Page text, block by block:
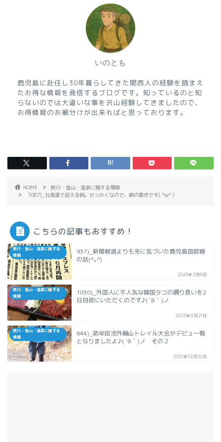
いのとも
鹿児島に赴任し30年暮らしてきた関西人の経験を踏まえ
たお得な情報を発信するブログです。知っているのと知
らないのでは大違いな事を沢山経験してきましたので、
お得情報のお裾分けが出来ればと思っております。
HOME
旅行・登山・温泉に関する情報
1087)_北海道で迎える朝。せっかくなので、朝の散歩です( ^ω^ )
こちらの記事もおすすめ！
旅行・登山・温泉に関する
情報
937)_新聞報道よりも先に気づいた鹿児島国際線
の話(^｡^)
2023年2月8日
旅行・登山・温泉に関する
情報
1030)_外国人に不人気な韓国タコの踊り食いを2
日目夜にいただくのです♪( ´θ｀)ノ
2023年6月21日
旅行・登山・温泉に関する
情報
644)_藺牟田池外輪山トレイル大会がデビュー戦
となりましたよ♪( ´θ｀)ノ その２
2021年12月22日